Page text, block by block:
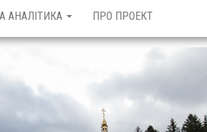
АНАЛІТИКА ПРО ПРОЕКТ